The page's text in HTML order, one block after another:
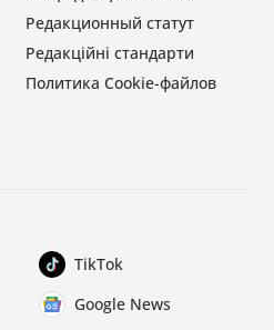
Редакционный статут
Редакційні стандарти
Политика Cookie-файлов
TikTok
Google News